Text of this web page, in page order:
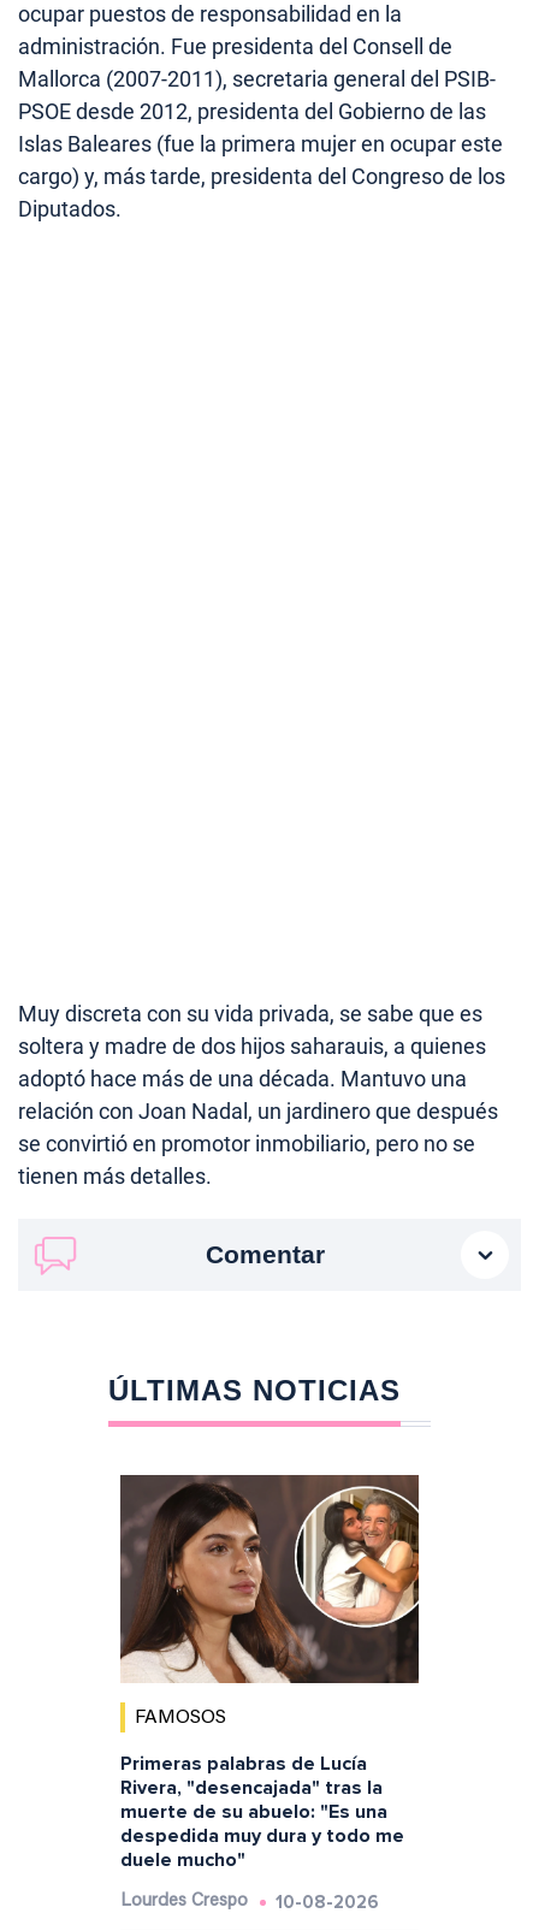
ocupar puestos de responsabilidad en la
administración. Fue presidenta del Consell de
Mallorca (2007-2011), secretaria general del PSIB-
PSOE desde 2012, presidenta del Gobierno de las
Islas Baleares (fue la primera mujer en ocupar este
cargo) y, más tarde, presidenta del Congreso de los
Diputados.
Muy discreta con su vida privada, se sabe que es
soltera y madre de dos hijos saharauis, a quienes
adoptó hace más de una década. Mantuvo una
relación con Joan Nadal, un jardinero que después
se convirtió en promotor inmobiliario, pero no se
tienen más detalles.
Comentar
ÚLTIMAS NOTICIAS
FAMOSOS
Primeras palabras de Lucía
Rivera, "desencajada" tras la
muerte de su abuelo: "Es una
despedida muy dura y todo me
duele mucho"
Lourdes Crespo 10-08-2026